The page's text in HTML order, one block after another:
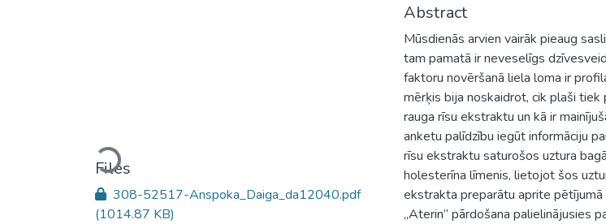
Loading...
Files
308-52517-Anspoka_Daiga_da12040.pdf
(1014.87 KB)
Abstract
Mūsdienās arvien vairāk pieaug
tam pamatā ir neveselīgs
faktoru novēršanā liela loma ir
mērķis bija noskaidrot, cik plaši
rauga rīsu ekstraktu un kā ir
anketu palīdzību iegūt informāciju
rīsu ekstraktu saturošos uztura
holesterīna līmenis, lietojot šos
ekstrakta preparātu aprite
„Aterin” pārdošana palielinājusies